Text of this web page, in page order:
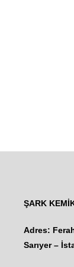
ŞARK
Adres:
Sarıyer –